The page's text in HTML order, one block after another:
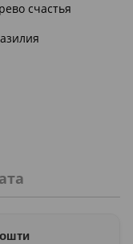
счастья